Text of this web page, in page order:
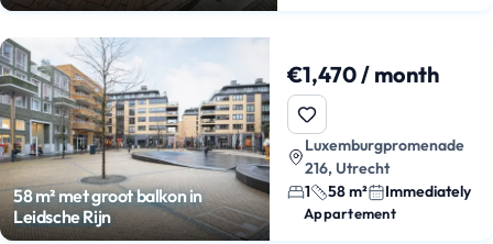
58 m² met groot balkon in
Leidsche Rijn
€1,470 / month
Luxemburgpromenade
216, Utrecht
1
58 m² Immediately
Appartement